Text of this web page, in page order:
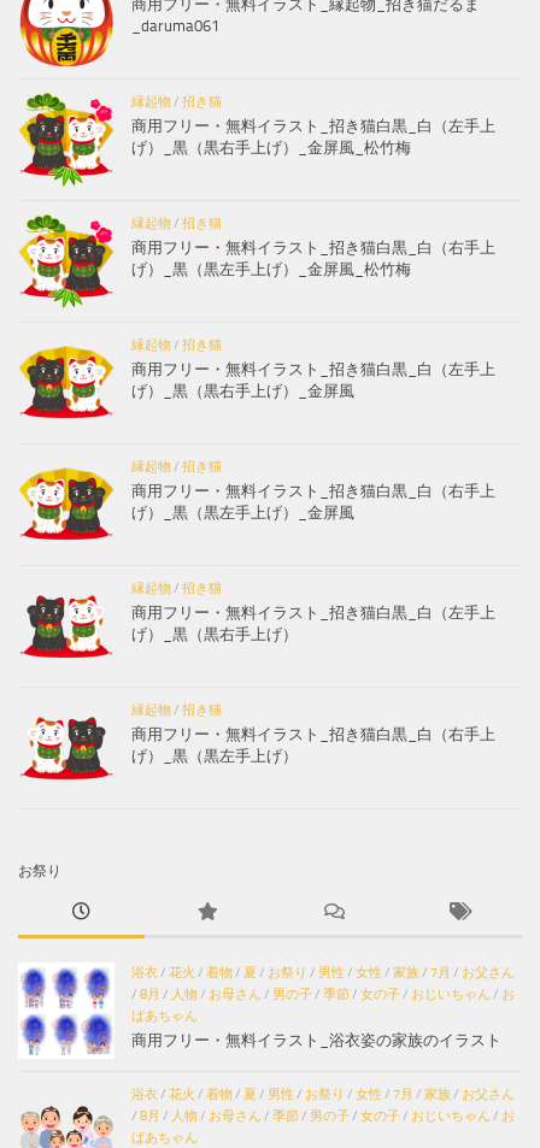
商用フリー・無料イラスト_縁起物_招き猫だるま
_daruma061
縁起物/ 招き猫
商用フリー・無料イラスト_招き猫白黒_白（左手上
げ）_黒（黒右手上げ）_金屏風_松竹梅
縁起物/ 招き猫
商用フリー・無料イラスト_招き猫白黒_白（右手上
げ）_黒（黒左手上げ）_金屏風_松竹梅
縁起物/ 招き猫
商用フリー・無料イラスト_招き猫白黒_白（左手上
げ）_黒（黒右手上げ）_金屏風
縁起物/ 招き猫
商用フリー・無料イラスト_招き猫白黒_白（右手上
げ）_黒（黒左手上げ）_金屏風
縁起物/ 招き猫
商用フリー・無料イラスト_招き猫白黒_白（左手上
げ）_黒（黒右手上げ）
縁起物/ 招き猫
商用フリー・無料イラスト_招き猫白黒_白（右手上
げ）_黒（黒左手上げ）
お祭り
浴衣/ 花火 / 着物/ 夏 / お祭り / 男性 / 女性 / 家族/ 7月 / お父さん
/ 8月 / 人物/ お母さん / 男の子/ 季節/ 女の子/ おじいちゃん / お
ばあちゃん
商用フリー・無料イラスト_浴衣姿の家族のイラスト
浴衣/ 花火 / 着物/ 夏 / 男性 / お祭り / 女性 / 7月 / 家族/ お父さん
/ 8月 / 人物/ お母さん / 季節/ 男の子/ 女の子/ おじいちゃん / お
ばあちゃん